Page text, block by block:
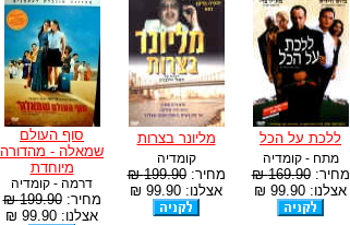
ללכת על הכל
מתח - קומדיה
מחיר:169.90 ₪
אצלנו: 99.90 ₪
מליונר בצרות
קומדיה
מחיר:199.90 ₪
אצלנו: 99.90 ₪
סוף העולם
שמאלה - מהדורה
מיוחדת
דרמה - קומדיה
מחיר:199.90 ₪
אצלנו: 99.90 ₪